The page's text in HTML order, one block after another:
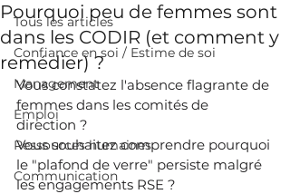
Tous les articles
Confiance en soi / Estime de soi
Management
Emploi
Ressources humaines
Communication
Pourquoi peu de femmes sont
dans les CODIR (et comment y
remédier) ?
Vous constatez l'absence flagrante de
femmes dans les comités de
direction ?
Vous souhaitez comprendre pourquoi
le "plafond de verre" persiste malgré
les engagements RSE ?